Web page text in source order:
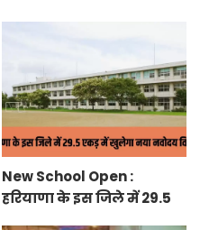
New School Open :
हरियाणा के इस जिले में 29.5